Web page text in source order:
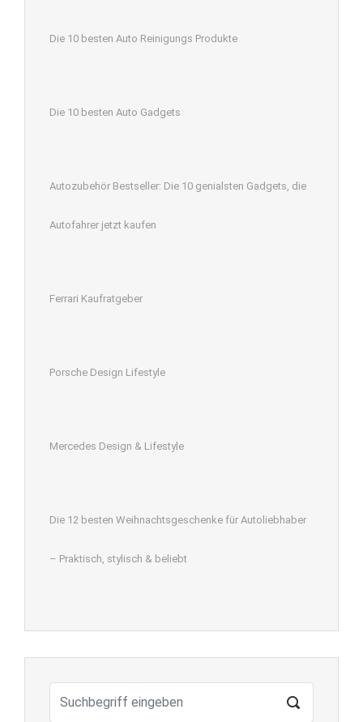
Die 10 besten Auto Reinigungs Produkte
Die 10 besten Auto Gadgets
Autozubehör Bestseller: Die 10 genialsten Gadgets, die
Autofahrer jetzt kaufen
Ferrari Kaufratgeber
Porsche Design Lifestyle
Mercedes Design & Lifestyle
Die 12 besten Weihnachtsgeschenke für Autoliebhaber
– Praktisch, stylisch & beliebt